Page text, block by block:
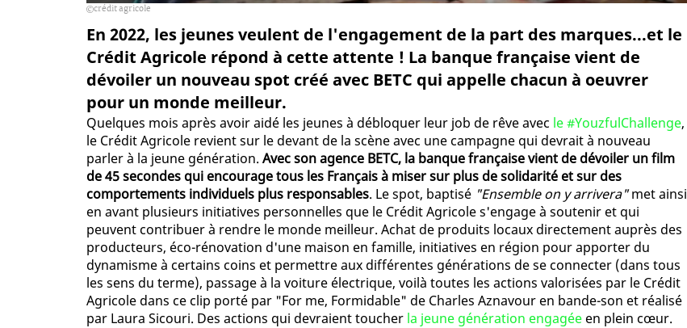
crédit agricole
En 2022, les jeunes veulent de l'engagement de la part des marques...et le
Crédit Agricole répond à cette attente ! La banque française vient de
dévoiler un nouveau spot créé avec BETC qui appelle chacun à oeuvrer
pour un monde meilleur.
Quelques mois après avoir aidé les jeunes à débloquer leur job de rêve avec le #YouzfulChallenge,
le Crédit Agricole revient sur le devant de la scène avec une campagne qui devrait à nouveau
parler à la jeune génération. Avec son agence BETC, la banque française vient de dévoiler un film
de 45 secondes qui encourage tous les Français à miser sur plus de solidarité et sur des
comportements individuels plus responsables. Le spot, baptisé "Ensemble on y arrivera"met ainsi
en avant plusieurs initiatives personnelles que le Crédit Agricole s'engage à soutenir et qui
peuvent contribuer à rendre le monde meilleur. Achat de produits locaux directement auprès des
producteurs, éco-rénovation d'une maison en famille, initiatives en région pour apporter du
dynamisme à certains coins et permettre aux différentes générations de se connecter (dans tous
les sens du terme), passage à la voiture électrique, voilà toutes les actions valorisées par le Crédit
Agricole dans ce clip porté par "For me, Formidable" de Charles Aznavour en bande-son et réalisé
par Laura Sicouri. Des actions qui devraient toucher la jeune génération engagée en plein cœur.